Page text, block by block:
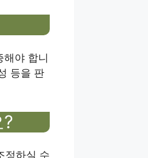
야 합니
등을 판
정하실 수